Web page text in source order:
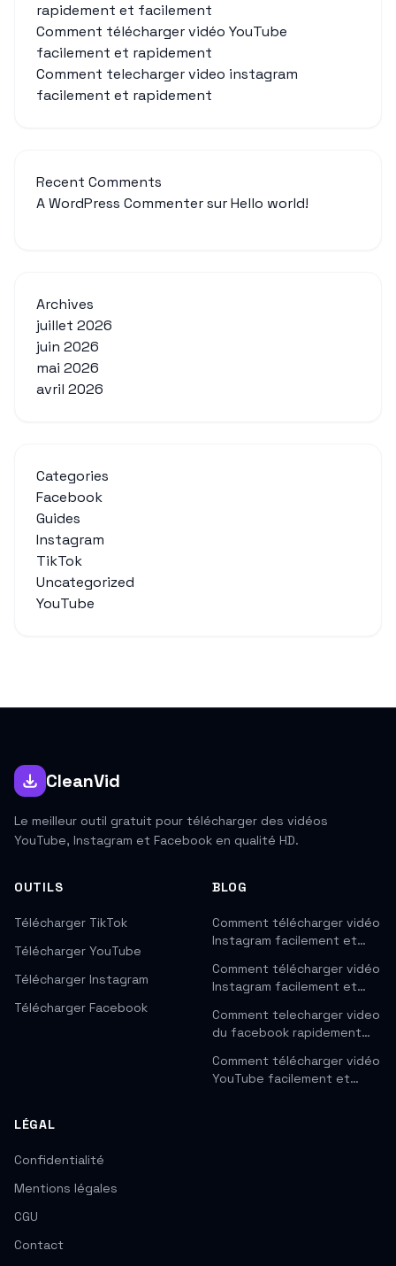
rapidement et facilement
Comment télécharger vidéo YouTube
facilement et rapidement
Comment telecharger video instagram
facilement et rapidement
Recent Comments
A WordPress CommentersurHello world!
Archives
juillet 2026
juin 2026
mai 2026
avril 2026
Categories
Facebook
Guides
Instagram
TikTok
Uncategorized
YouTube
CleanVid
Le meilleur outil gratuit pour télécharger des vidéos
YouTube, Instagram et Facebook en qualité HD.
OUTILS
Télécharger TikTok
Télécharger YouTube
Télécharger Instagram
Télécharger Facebook
BLOG
Comment télécharger vidéo
Instagram facilement et…
Comment télécharger vidéo
Instagram facilement et…
Comment telecharger video
du facebook rapidement…
Comment télécharger vidéo
YouTube facilement et…
LÉGAL
Confidentialité
Mentions légales
CGU
Contact